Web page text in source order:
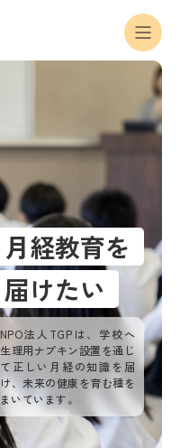
月経教育を
届けたい
NPO法人TGPは、学校へ
生理用ナプキン設置を通じ
て正しい月経の知識を届
け、未来の健康を育む種を
まいています。